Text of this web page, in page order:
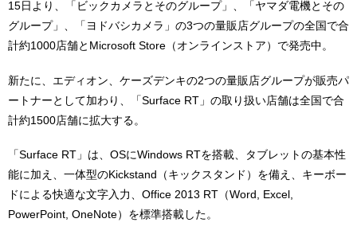
15日より、「ビックカメラとそのグループ」、「ヤマダ電機とその
グループ」、「ヨドバシカメラ」の3つの量販店グループの全国で合
計約1000店舗とMicrosoft Store（オンラインストア）で発売中。
新たに、エディオン、ケーズデンキの2つの量販店グループが販売パ
ートナーとして加わり、「Surface RT」の取り扱い店舗は全国で合
計約1500店舗に拡大する。
「Surface RT」は、OSにWindows RTを搭載、タブレットの基本性
能に加え、一体型のKickstand（キックスタンド）を備え、キーボー
ドによる快適な文字入力、Office 2013 RT（Word, Excel,
PowerPoint, OneNote）を標準搭載した。